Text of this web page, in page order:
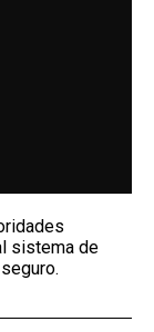
sistema de